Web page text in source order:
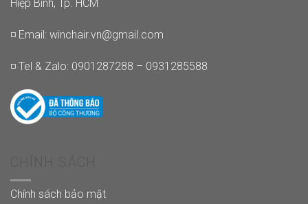
Hiệp Bình, Tp. HCM
◽ Email: winchair.vn@gmail.com
◽ Tel & Zalo: 0901287288 – 0931285588
Chính sách bảo mật